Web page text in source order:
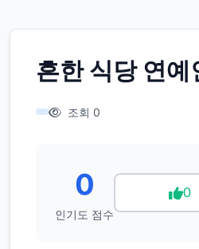
흔한 식당 연
조회 0
0
인기도 점수
0